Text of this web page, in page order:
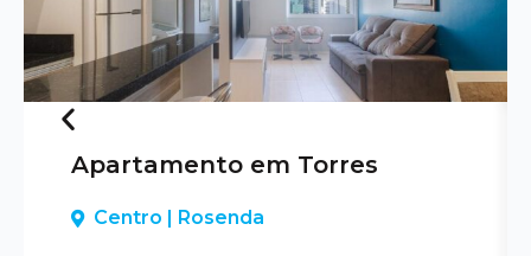
Previous
Apartamento em Torres
Centro | Rosenda